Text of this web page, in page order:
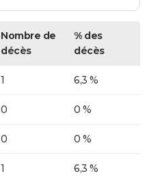
Nombre de
décès
% des
décès
1 6,3 %
0 0 %
0 0 %
1 6,3 %